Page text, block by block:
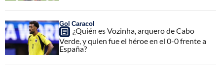
Gol Caracol
¿Quién es Vozinha, arquero de Cabo
Verde, y quien fue el héroe en el 0-0 frente a
España?